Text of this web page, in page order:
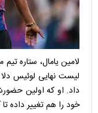
لامین یامال، ستاره
لیست نهایی لوئیس دلا
داد. او که اولین
خود را هم تغییر داده